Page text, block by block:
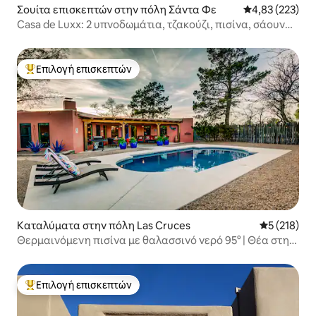
Σουίτα επισκεπτών στην πόλη Σάντα Φε Μέση
4,83 (223)
Casa de Luxx: 2 υπνοδωμάτια, τζακούζι, πισίνα, σάουνα,
Κορυφαία επιλογή επισκεπτών
Επιλογή επισκεπτών
Καταλύματα στην πόλη Las Cruces Μέση
5 (218)
Θερμαινόμενη πισίνα με θαλασσινό νερό 95° | Θέα στην
Κορυφαία επιλογή επισκεπτών
Επιλογή επισκεπτών